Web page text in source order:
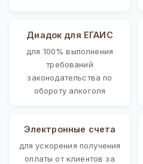
Диадок для ЕГАИС
для 100% выполнения
требований
законодательства по
обороту алкоголя
Электронные счета
для ускорения получения
оплаты от клиентов за